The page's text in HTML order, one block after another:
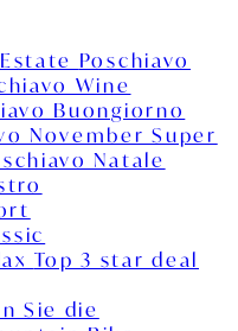
Poschiavo
Wine
Buongiorno
November Super
Natale
Top 3 star deal
Sie die